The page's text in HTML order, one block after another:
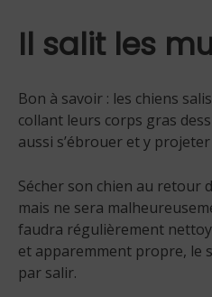
Il salit les
Bon à savoir : les chiens
collant leurs corps gras
aussi s’ébrouer et y
Sécher son chien au retour
mais ne sera
faudra régulièrement
et apparemment propre, le
par salir.